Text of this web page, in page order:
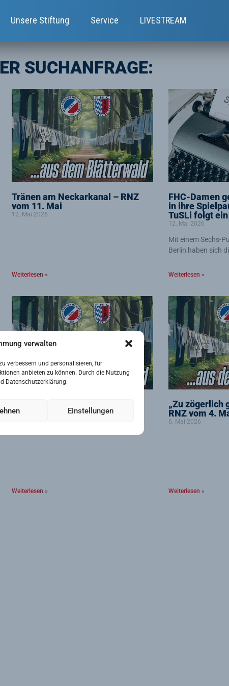
verwalten
verbessern und personalisieren, für
anbieten zu können. Durch die Nutzung
Datenschutzerklärung.
Einstellungen
Unsere Stiftung Service LIVESTREAM
SUCHANFRAGE:
Tränen am Neckarkanal – RNZ
vom 11. Mai
12. Mai 2026
Weiterlesen »
FHC-Damen
in ihre
TuSLi folgt
12. Mai 2026
Mit einem Sechs-
Berlin haben sich
Weiterlesen »
RNZ vom 07. Mai
Weiterlesen »
„Zu zögerlich
RNZ vom 4.
6. Mai 2026
Weiterlesen »
SeiteSeiteSeite